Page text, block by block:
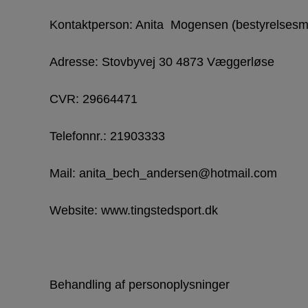
Kontaktperson: Anita Mogensen
Adresse: Stovbyvej 30 4873 Væggerløse
CVR: 29664471
Telefonnr.: 21903333
Mail: anita_bech_andersen@hotmail.com
Website: www.tingstedsport.dk
Behandling af personoplysninger